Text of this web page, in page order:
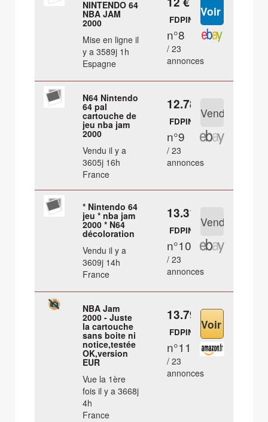
NINTENDO 64
NBA JAM
2000
Mise en ligne il
y a 3589j 1h
Espagne
FDPIN
n°8
/ 23
annonces
N64 Nintendo
64 pal
cartouche de
jeu nba jam
2000
Vendu il y a
3605j 16h
France
12.78 €
FDPIN
n°9
/ 23
annonces
* Nintendo 64
jeu * nba jam
2000 * N64
décoloration
Vendu il y a
3609j 14h
France
13.31 €
FDPIN
n°10
/ 23
annonces
NBA Jam
2000 - Juste
la cartouche
sans boite ni
notice,testée
OK,version
EUR
Vue la 1ère
fois il y a 3668j
4h
France
13.79 €
FDPIN
n°11
/ 23
annonces